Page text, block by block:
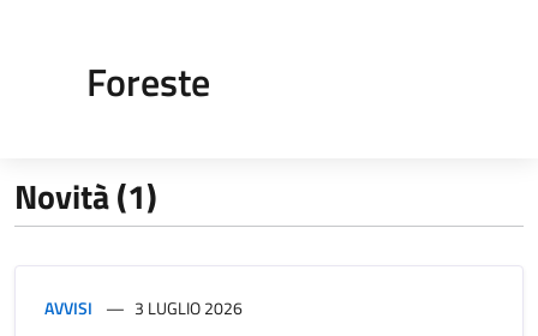
Foreste
Novità (1)
AVVISI 3 LUGLIO 2026